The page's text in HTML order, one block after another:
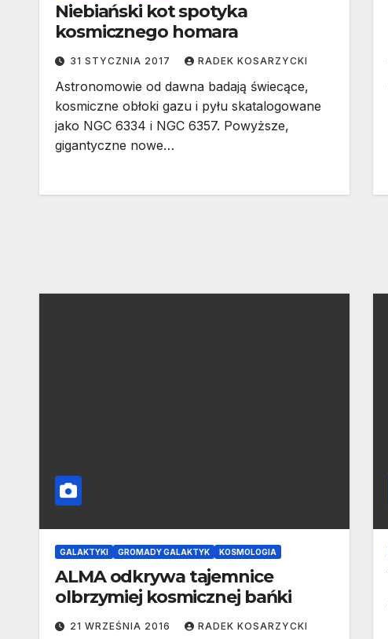
Niebiański kot spotyka
kosmicznego homara
31 STYCZNIA 2017 RADEK KOSARZYCKI
Astronomowie od dawna badają świecące,
kosmiczne obłoki gazu i pyłu skatalogowane
jako NGC 6334 i NGC 6357. Powyższe,
gigantyczne nowe…
GALAKTYKI GROMADY GALAKTYK KOSMOLOGIA
ALMA odkrywa tajemnice
olbrzymiej kosmicznej bańki
21 WRZEŚNIA 2016 RADEK KOSARZYCKI